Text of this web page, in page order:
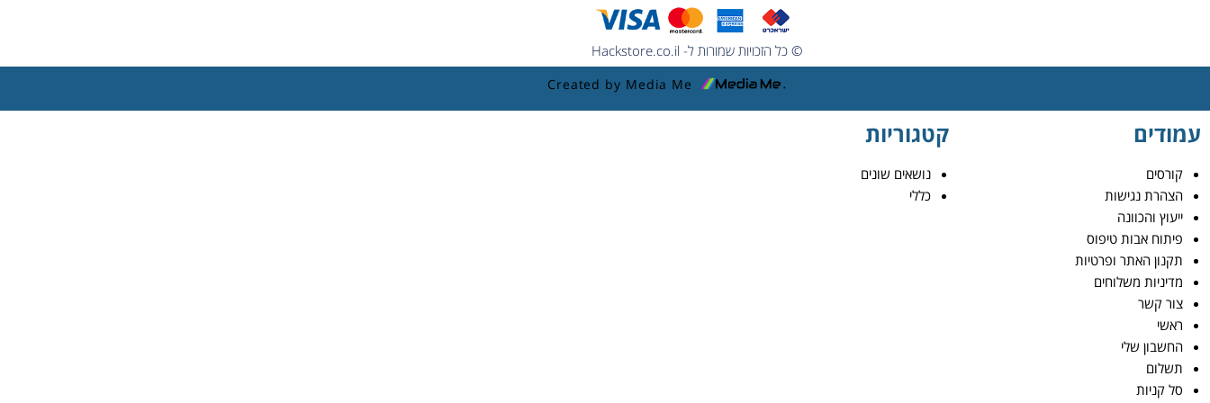
© כל הזכויות שמורות ל- Hackstore.co.il
Created by Media Me
עמודים
קורסים
הצהרת נגישות
ייעוץ והכוונה
פיתוח אבות טיפוס
תקנון האתר ופרטיות
מדיניות משלוחים
צור קשר
ראשי
החשבון שלי
תשלום
סל קניות
קטגוריות
נושאים שונים
כללי